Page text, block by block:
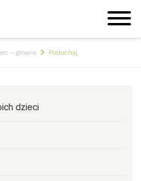
– główna Posłuchaj
dzieci